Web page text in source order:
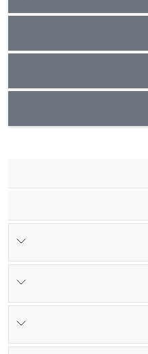
به نابرابری جنسیتی) وجود